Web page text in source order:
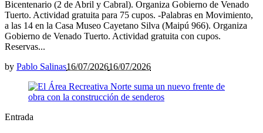
Bicentenario (2 de Abril y Cabral). Organiza Gobierno de Venado
Tuerto. Actividad gratuita para 75 cupos. -Palabras en Movimiento,
a las 14 en la Casa Museo Cayetano Silva (Maipú 966). Organiza
Gobierno de Venado Tuerto. Actividad gratuita con cupos.
Reservas...
by Pablo Salinas16/07/202616/07/2026
Entrada